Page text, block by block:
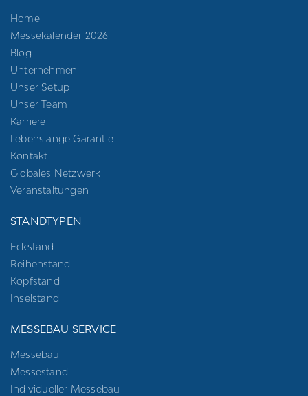
Home
Messekalender 2026
Blog
Unternehmen
Unser Setup
Unser Team
Karriere
Lebenslange Garantie
Kontakt
Globales Netzwerk
Veranstaltungen
STANDTYPEN
Eckstand
Reihenstand
Kopfstand
Inselstand
MESSEBAU SERVICE
Messebau
Messestand
Individueller Messebau